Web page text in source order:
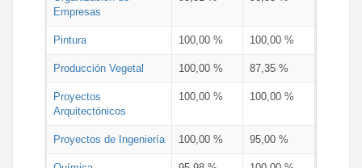
Empresas
Pintura 100,00 % 100,00 %
Producción Vegetal 100,00 % 87,35 %
Proyectos
Arquitectónicos
100,00 % 100,00 %
Proyectos de Ingeniería 100,00 % 95,00 %